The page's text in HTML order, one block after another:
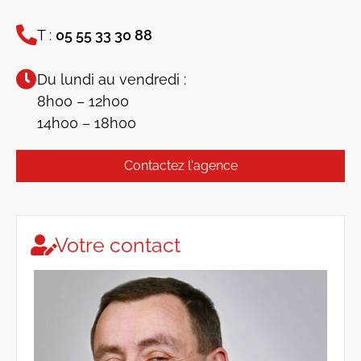
T : 05 55 33 30 88
Du lundi au vendredi :
8h00 – 12h00
14h00 – 18h00
Contactez l'agence
Votre contact